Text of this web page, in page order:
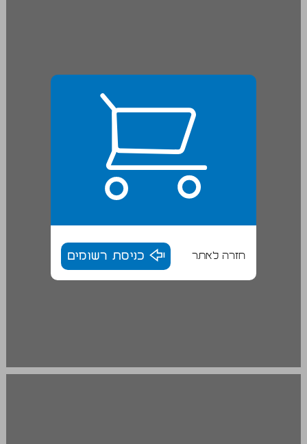
חזרה לאתר כניסת רשומים